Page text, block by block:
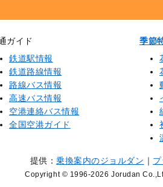
ガイド
鉄道駅情報
鉄道路線情報
路線バス情報
高速バス情報
空港連絡バス情報
全国空港ガイド
季節
提供：乗換案内のジョルダン ｜
Copyright © 1996-2026 Jorudan